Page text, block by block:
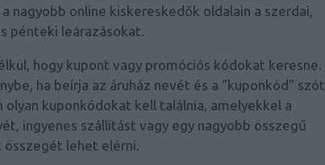
nagyobb online kiskereskedők oldalain a szerdai,
pénteki leárazásokat.
hogy kupont vagy promóciós kódokat keresne.
ha beírja az áruház nevét és a "kuponkód" szót
kuponkódokat kell találnia, amelyekkel a
ingyenes szállítást vagy egy nagyobb összegű
összegét lehet elérni.